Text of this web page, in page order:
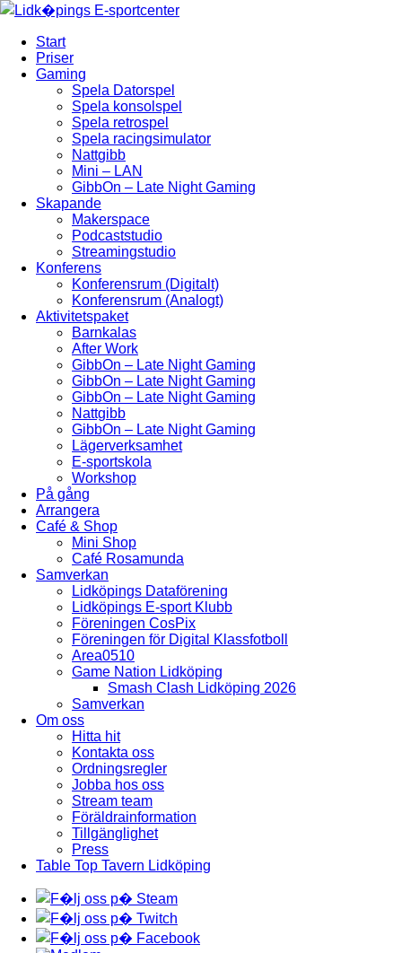
Start
Priser
Gaming
Spela Datorspel
Spela konsolspel
Spela retrospel
Spela racingsimulator
Nattgibb
Mini – LAN
GibbOn – Late Night Gaming
Skapande
Makerspace
Podcaststudio
Streamingstudio
Konferens
Konferensrum (Digitalt)
Konferensrum (Analogt)
Aktivitetspaket
Barnkalas
After Work
GibbOn – Late Night Gaming
GibbOn – Late Night Gaming
GibbOn – Late Night Gaming
Nattgibb
GibbOn – Late Night Gaming
Lägerverksamhet
E-sportskola
Workshop
På gång
Arrangera
Café & Shop
Mini Shop
Café Rosamunda
Samverkan
Lidköpings Dataförening
Lidköpings E-sport Klubb
Föreningen CosPix
Föreningen för Digital Klassfotboll
Area0510
Game Nation Lidköping
Smash Clash Lidköping 2026
Samverkan
Om oss
Hitta hit
Kontakta oss
Ordningsregler
Jobba hos oss
Stream team
Föräldrainformation
Tillgänglighet
Press
Table Top Tavern Lidköping